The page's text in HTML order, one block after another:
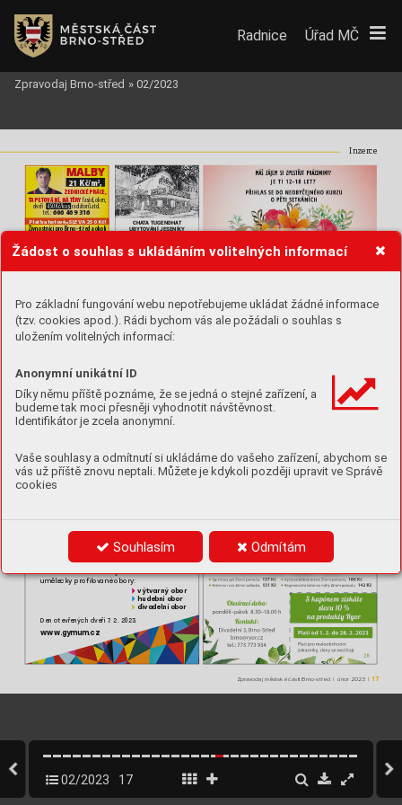
Žádost o souhlas s ukládáním volitelných informací
Pro základní fungování webu nepotřebujeme ukládat žádné informace
(tzv. cookies apod.). Rádi bychom vás ale požádali o souhlas s
uložením volitelných informací:
Anonymní unikátní ID
Díky němu příště poznáme, že se jedná o stejné zařízení, a
budeme tak moci přesněji vyhodnotit návštěvnost.
Identifikátor je zcela anonymní.
Vaše souhlasy a odmítnutí si ukládáme do vašeho zařízení, abychom se
vás už příště znovu neptali. Můžete je kdykoli později upravit ve Správě
cookies
Souhlasím Odmítám
Inzerce
Zpravodaj městské části Brno-střed | únor 2023 | 17
studium osmileté a čtyřleté
umělecky p rofilované obory:
výtvarný obor
hudební obor
div adelní obor
Den otevřených dveří 7. 2. 2023.
ola s 30l
www.gymum.cz
TAPETOVÁNÍ, NÁTĚRY fasád, oken,
dveří 450 Kč/kus,
  radiátorů a
td.
tel.: 606 469 316
Platba hotově=SLEV A 250 Kč!
Živnostníci pro Brno-střed a okolí
MALBY
MALBY
21 Kč/m2,
ZEDNICKÉ PRÁCE,
CHATA TUGENDHAT
UBYTOVÁNÍ JESENÍKY
Radnice Úřad MČ
Zpravodaj Brno-střed » 02/2023
02/2023 17